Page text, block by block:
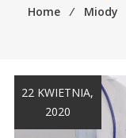
Home ⁄ Miody
22 KWIETNIA,
2020